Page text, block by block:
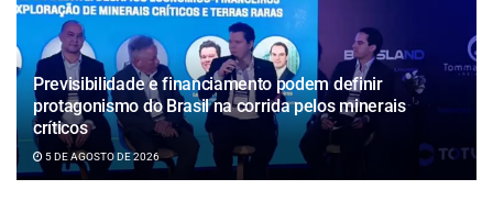
Previsibilidade e financiamento podem definir
protagonismo do Brasil na corrida pelos minerais
críticos
5 DE AGOSTO DE 2026